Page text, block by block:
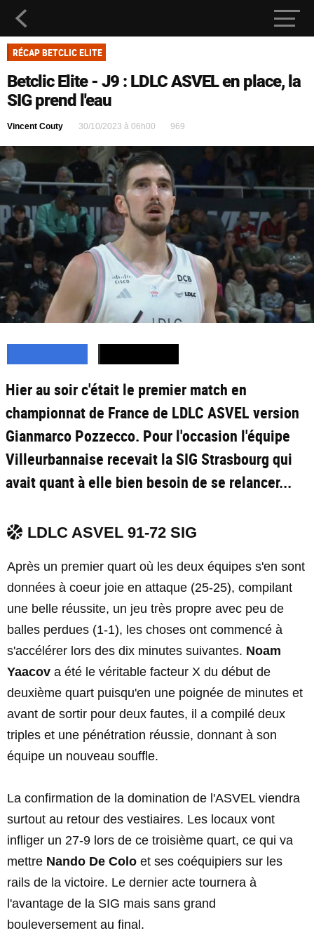
RÉCAP BETCLIC ELITE
Betclic Elite - J9 : LDLC ASVEL en place, la
SIG prend l'eau
Vincent Couty 30/10/2023 à 06h00 969
Hier au soir c'était le premier match en
championnat de France de LDLC ASVEL version
Gianmarco Pozzecco. Pour l'occasion l'équipe
Villeurbannaise recevait la SIG Strasbourg qui
avait quant à elle bien besoin de se relancer...
LDLC ASVEL 91-72 SIG
Après un premier quart où les deux équipes s'en sont
données à coeur joie en attaque (25-25), compilant
une belle réussite, un jeu très propre avec peu de
balles perdues (1-1), les choses ont commencé à
s'accélérer lors des dix minutes suivantes. Noam
Yaacov a été le véritable facteur X du début de
deuxième quart puisqu'en une poignée de minutes et
avant de sortir pour deux fautes, il a compilé deux
triples et une pénétration réussie, donnant à son
équipe un nouveau souffle.
La confirmation de la domination de l'ASVEL viendra
surtout au retour des vestiaires. Les locaux vont
infliger un 27-9 lors de ce troisième quart, ce qui va
mettre Nando De Colo et ses coéquipiers sur les
rails de la victoire. Le dernier acte tournera à
l'avantage de la SIG mais sans grand
bouleversement au final.